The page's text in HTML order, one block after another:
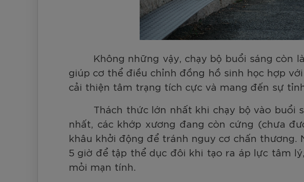
Không những vậy, chạy bộ buổi sáng còn
giúp cơ thể điều chỉnh đồng hồ sinh học hợp
cải thiện tâm trạng tích cực và mang đến sự
Thách thức lớn nhất khi chạy bộ vào
nhất, các khớp xương đang còn cứng (chưa
khâu khởi động để tránh nguy cơ chấn
5 giờ để tập thể dục đôi khi tạo ra áp lực tâm
mỏi mạn tính.